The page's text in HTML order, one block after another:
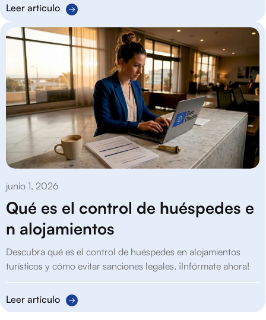
Leer artículo
junio 1, 2026
Qué es el control de huéspedes e
n alojamientos
Descubra qué es el control de huéspedes en alojamientos
turísticos y cómo evitar sanciones legales. ¡Infórmate ahora!
Leer artículo